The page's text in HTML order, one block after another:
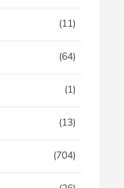
(11)
(64)
(1)
(13)
(704)